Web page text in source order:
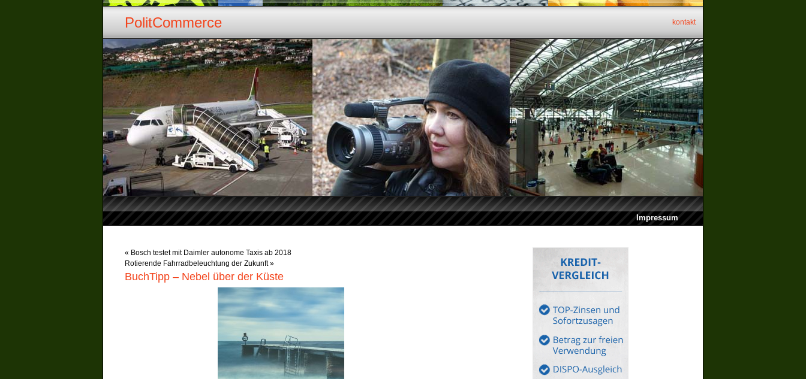
PolitCommerce kontakt
Impressum
« Bosch testet mit Daimler autonome Taxis ab 2018
Rotierende Fahrradbeleuchtung der Zukunft»
BuchTipp – Nebel über der Küste